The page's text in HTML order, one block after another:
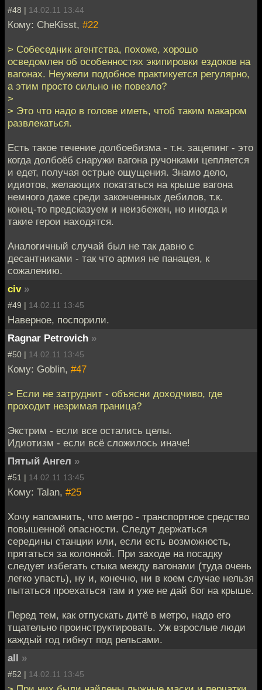
#48 | 14.02.11 13:44
Кому: CheKisst, #22
> Собеседник агентства, похоже, хорошо
осведомлен об особенностях экипировки ездоков на
вагонах. Неужели подобное практикуется регулярно,
а этим просто сильно не повезло?
>
> Это что надо в голове иметь, чтоб таким макаром
развлекаться.
Есть такое течение долбоебизма - т.н. зацепинг - это
когда долбоёб снаружи вагона ручонками цепляется
и едет, получая острые ощущения. Знамо дело,
идиотов, желающих покататься на крыше вагона
немного даже среди законченных дебилов, т.к.
конец-то предсказуем и неизбежен, но иногда и
такие герои находятся.
Аналогичный случай был не так давно с
десантниками - так что армия не панацея, к
сожалению.
civ »
#49 | 14.02.11 13:45
Наверное, поспорили.
Ragnar Petrovich »
#50 | 14.02.11 13:45
Кому: Goblin, #47
> Если не затруднит - объясни доходчиво, где
проходит незримая граница?
Экстрим - если все остались целы.
Идиотизм - если всё сложилось иначе!
Пятый Ангел »
#51 | 14.02.11 13:45
Кому: Talan, #25
Хочу напомнить, что метро - транспортное средство
повышенной опасности. Следут держаться
середины станции или, если есть возможность,
прятаться за колонной. При заходе на посадку
следует избегать стыка между вагонами (туда очень
легко упасть), ну и, конечно, ни в коем случае нельзя
пытаться проехаться там и уже не дай бог на крыше.
Перед тем, как отпускать дитё в метро, надо его
тщательно проинструктировать. Уж взрослые люди
каждый год гибнут под рельсами.
all »
#52 | 14.02.11 13:45